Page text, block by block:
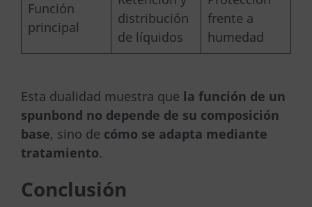
Función
principal
distribución
de líquidos
frente a
humedad
Esta dualidad muestra que la función de un
spunbond no depende de su composición
base, sino de cómo se adapta mediante
tratamiento.
Conclusión